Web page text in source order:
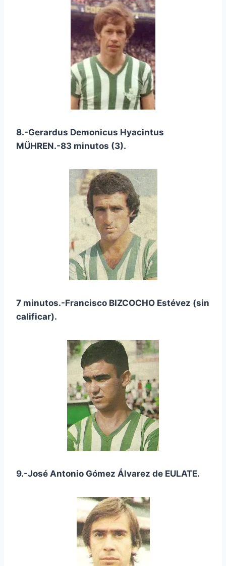
8.-Gerardus Demonicus Hyacintus
MÜHREN.-83 minutos (3).
7 minutos.-Francisco BIZCOCHO Estévez (sin
calificar).
9.-José Antonio Gómez Álvarez de EULATE.